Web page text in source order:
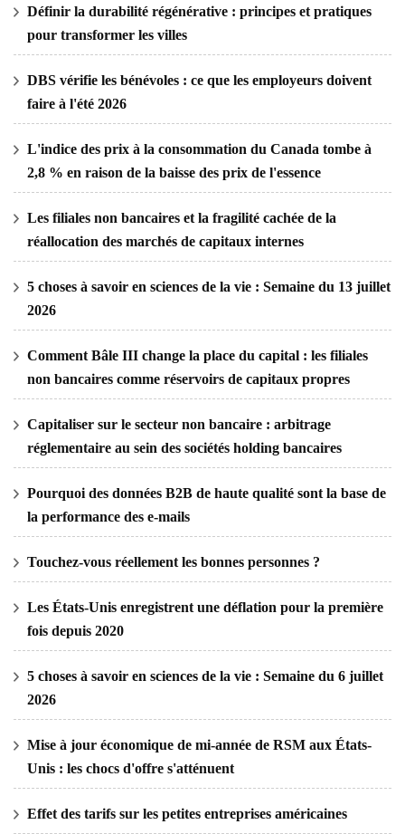
Définir la durabilité régénérative : principes et pratiques
pour transformer les villes
DBS vérifie les bénévoles : ce que les employeurs doivent
faire à l'été 2026
L'indice des prix à la consommation du Canada tombe à
2,8 % en raison de la baisse des prix de l'essence
Les filiales non bancaires et la fragilité cachée de la
réallocation des marchés de capitaux internes
5 choses à savoir en sciences de la vie : Semaine du 13 juillet
2026
Comment Bâle III change la place du capital : les filiales
non bancaires comme réservoirs de capitaux propres
Capitaliser sur le secteur non bancaire : arbitrage
réglementaire au sein des sociétés holding bancaires
Pourquoi des données B2B de haute qualité sont la base de
la performance des e-mails
Touchez-vous réellement les bonnes personnes ?
Les États-Unis enregistrent une déflation pour la première
fois depuis 2020
5 choses à savoir en sciences de la vie : Semaine du 6 juillet
2026
Mise à jour économique de mi-année de RSM aux États-
Unis : les chocs d'offre s'atténuent
Effet des tarifs sur les petites entreprises américaines